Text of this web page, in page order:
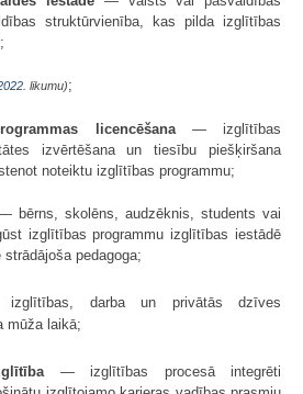
struktūrvienība, kas pilda izglītības
. likumu);
licencēšana— izglītības
izvērtēšana un tiesību piešķiršana
noteiktu izglītības programmu;
bērns, skolēns, audzēknis, students vai
izglītības programmu izglītības iestādē
pedagoga;
darba un privātās dzīves
mūža laikā;
— izglītības procesā integrēti